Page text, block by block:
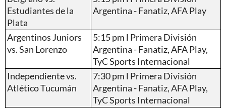
Estudiantes de la
Plata
Argentina - Fanatiz, AFA Play
Argentinos Juniors
vs. San Lorenzo
5:15 pm l Primera División
Argentina - Fanatiz, AFA Play,
TyC Sports Internacional
Independiente vs.
Atlético Tucumán
7:30 pm l Primera División
Argentina - Fanatiz, AFA Play,
TyC Sports Internacional